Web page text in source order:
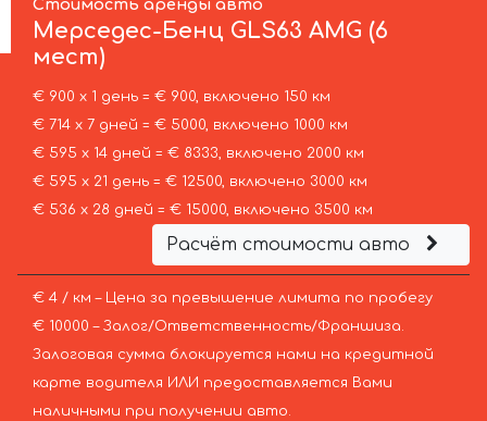
Стоимость аренды авто
Мерседес-Бенц GLS63 AMG (6
мест)
€ 900 х 1 день = € 900, включено 150 км
€ 714 х 7 дней = € 5000, включено 1000 км
€ 595 х 14 дней = € 8333, включено 2000 км
€ 595 х 21 день = € 12500, включено 3000 км
€ 536 х 28 дней = € 15000, включено 3500 км
Расчёт стоимости авто
€ 4 / км – Цена за превышение лимита по пробегу
€ 10000 – Залог/Ответственность/Франшиза.
Залоговая сумма блокируется нами на кредитной
карте водителя ИЛИ предоставляется Вами
наличными при получении авто.